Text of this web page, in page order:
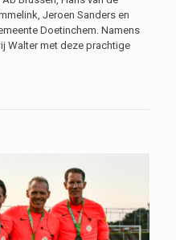
Jeroen Sanders en
Doetinchem. Namens
Walter met deze prachtige